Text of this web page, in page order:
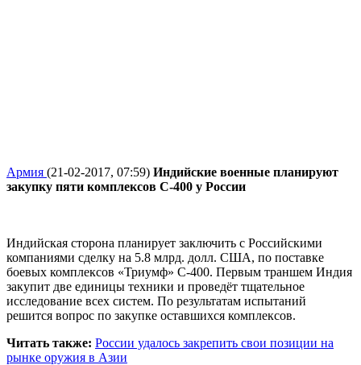
Армия (21-02-2017, 07:59) Индийские военные планируют
закупку пяти комплексов С-400 у России
Индийская сторона планирует заключить с Российскими
компаниями сделку на 5.8 млрд. долл. США, по поставке
боевых комплексов «Триумф» С-400. Первым траншем Индия
закупит две единицы техники и проведёт тщательное
исследование всех систем. По результатам испытаний
решится вопрос по закупке оставшихся комплексов.
Читать также: России удалось закрепить свои позиции на
рынке оружия в Азии